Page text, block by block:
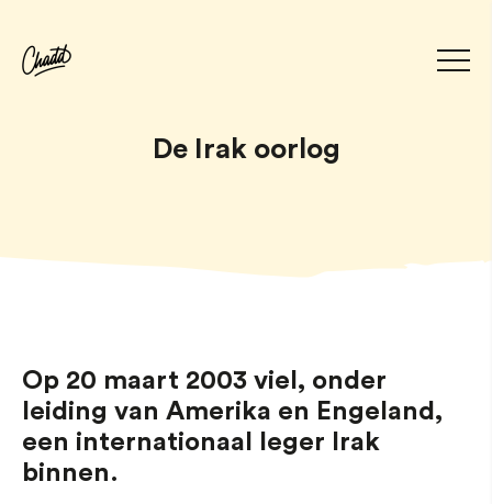
De Irak oorlog
Op 20 maart 2003 viel, onder
leiding van Amerika en Engeland,
een internationaal leger Irak
binnen.